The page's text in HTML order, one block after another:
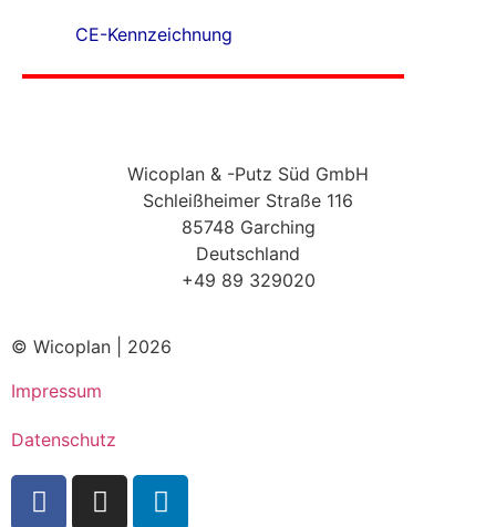
CE-Kennzeichnung
Wicoplan & -Putz Süd GmbH
Schleißheimer Straße 116
85748 Garching
Deutschland
+49 89 329020
© Wicoplan | 2026
Impressum
Datenschutz